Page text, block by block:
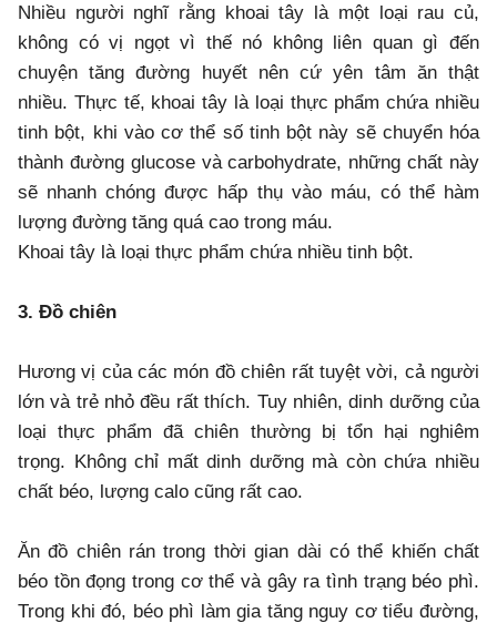
Nhiều người nghĩ rằng khoai tây là một loại rau củ,
không có vị ngọt vì thế nó không liên quan gì đến
chuyện tăng đường huyết nên cứ yên tâm ăn thật
nhiều. Thực tế, khoai tây là loại thực phẩm chứa nhiều
tinh bột, khi vào cơ thể số tinh bột này sẽ chuyển hóa
thành đường glucose và carbohydrate, những chất này
sẽ nhanh chóng được hấp thụ vào máu, có thể hàm
lượng đường tăng quá cao trong máu.
Khoai tây là loại thực phẩm chứa nhiều tinh bột.
3. Đồ chiên
Hương vị của các món đồ chiên rất tuyệt vời, cả người
lớn và trẻ nhỏ đều rất thích. Tuy nhiên, dinh dưỡng của
loại thực phẩm đã chiên thường bị tổn hại nghiêm
trọng. Không chỉ mất dinh dưỡng mà còn chứa nhiều
chất béo, lượng calo cũng rất cao.
Ăn đồ chiên rán trong thời gian dài có thể khiến chất
béo tồn đọng trong cơ thể và gây ra tình trạng béo phì.
Trong khi đó, béo phì làm gia tăng nguy cơ tiểu đường,